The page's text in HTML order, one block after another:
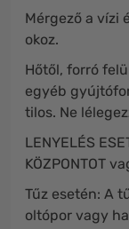
Mérgező a vízi
okoz.
Hőtől, forró
egyéb
tilos. Ne
LENYELÉS
KÖZPONTOT
Tűz esetén: A
oltópor vagy